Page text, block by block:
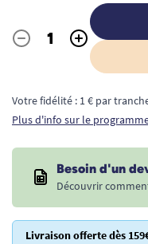
Quantité
- +
Votre fidélité : 1 € par
Plus d'info sur le
Besoin d'un
Découvrir
Livraison offerte dès